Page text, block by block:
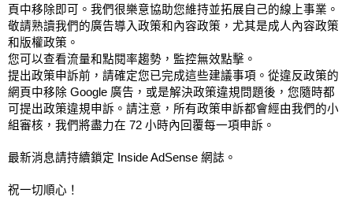
頁中移除即可。我們很樂意協助您維持並拓展自己的線上事業。
敬請熟讀我們的廣告導入政策和內容政策，尤其是成人內容政策
和版權政策。
您可以查看流量和點閱率趨勢，監控無效點擊。
提出政策申訴前，請確定您已完成這些建議事項。從違反政策的
網頁中移除 Google 廣告，或是解決政策違規問題後，您隨時都
可提出政策違規申訴。請注意，所有政策申訴都會經由我們的小
組審核，我們將盡力在 72 小時內回覆每一項申訴。
最新消息請持續鎖定 Inside AdSense 網誌。
祝一切順心！